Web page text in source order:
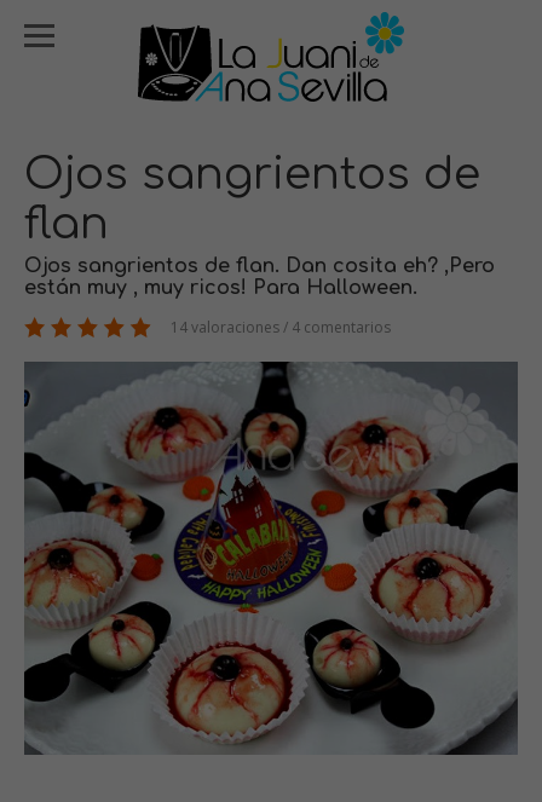
Ojos sangrientos de
flan
Ojos sangrientos de flan. Dan cosita eh? ,Pero
están muy , muy ricos! Para Halloween.
14 valoraciones / 4 comentarios